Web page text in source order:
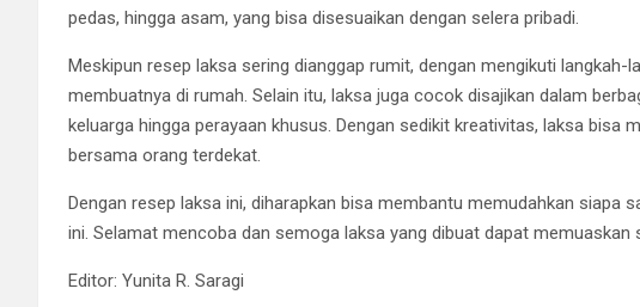
pedas, hingga asam, yang bisa disesuaikan dengan selera pribadi.
Meskipun resep laksa sering dianggap rumit, dengan mengikuti
membuatnya di rumah. Selain itu, laksa juga cocok disajikan dalam
keluarga hingga perayaan khusus. Dengan sedikit kreativitas, laksa bisa
bersama orang terdekat.
Dengan resep laksa ini, diharapkan bisa membantu memudahkan siapa
ini. Selamat mencoba dan semoga laksa yang dibuat dapat memuaskan
Editor: Yunita R. Saragi